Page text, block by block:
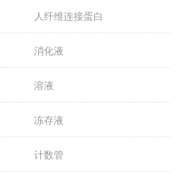
人纤维连接蛋白
消化液
溶液
冻存液
计数管